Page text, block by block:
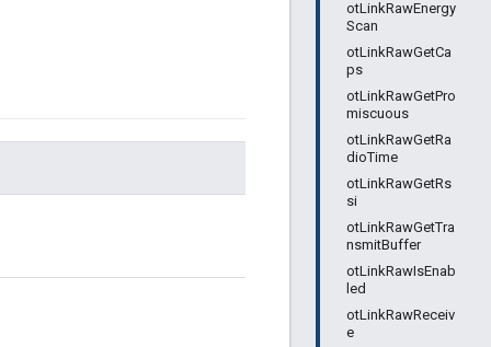
otLinkRawEnergy
Scan
otLinkRawGetCa
ps
otLinkRawGetPro
miscuous
otLinkRawGetRa
dioTime
otLinkRawGetRs
si
otLinkRawGetTra
nsmitBuffer
otLinkRawIsEnab
led
otLinkRawReceiv
e